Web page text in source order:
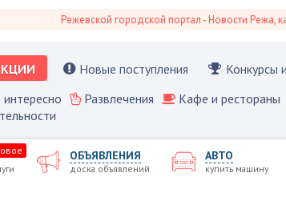
Режевской городской портал - Новости Режа,
Новые поступления Конкурсы
Развлечения Кафе и рестораны
ОБЪЯВЛЕНИЯ
доска объявлений
АВТО
купить машину